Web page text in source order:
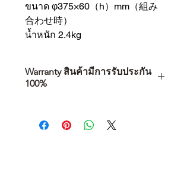
ขนาด φ375×60（h）mm（組み
合わせ時）
น้ำหนัก 2.4kg
Warranty สินค้ามีการรับประกัน
100%
คุณตัดสินใจซื้อ แต่รวมไปถึง
“ประสบการณ์หลังการใช้งาน” ใน